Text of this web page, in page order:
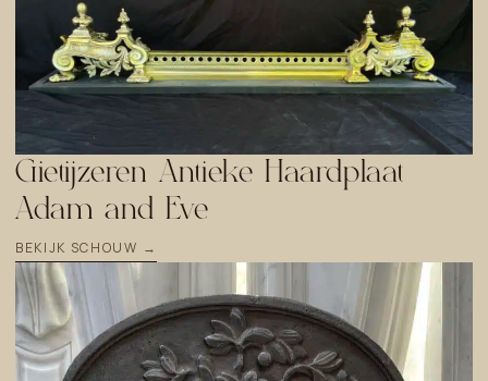
Gietijzeren Antieke Haardplaat
Adam and Eve
BEKIJK SCHOUW →